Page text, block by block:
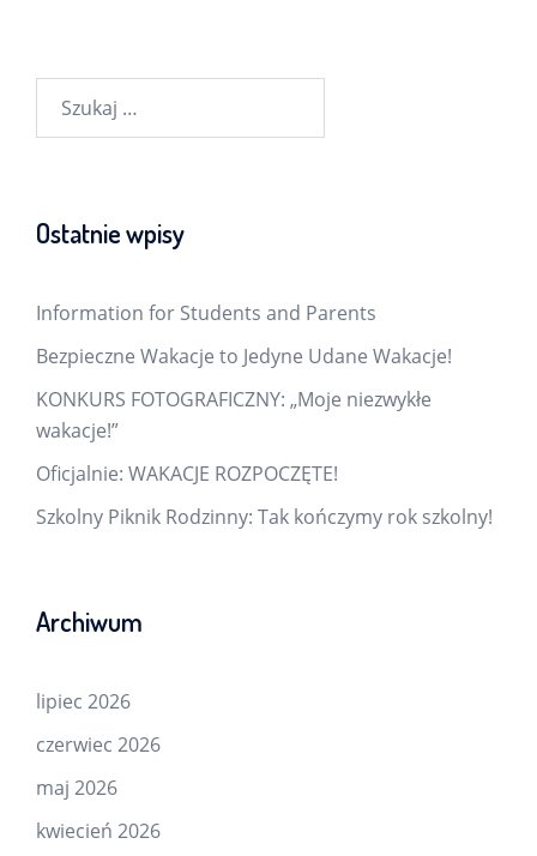
Szukaj:
Ostatnie wpisy
Information for Students and Parents
Bezpieczne Wakacje to Jedyne Udane Wakacje!
KONKURS FOTOGRAFICZNY: „Moje niezwykłe
wakacje!”
Oficjalnie: WAKACJE ROZPOCZĘTE!
Szkolny Piknik Rodzinny: Tak kończymy rok szkolny!
Archiwum
lipiec 2026
czerwiec 2026
maj 2026
kwiecień 2026